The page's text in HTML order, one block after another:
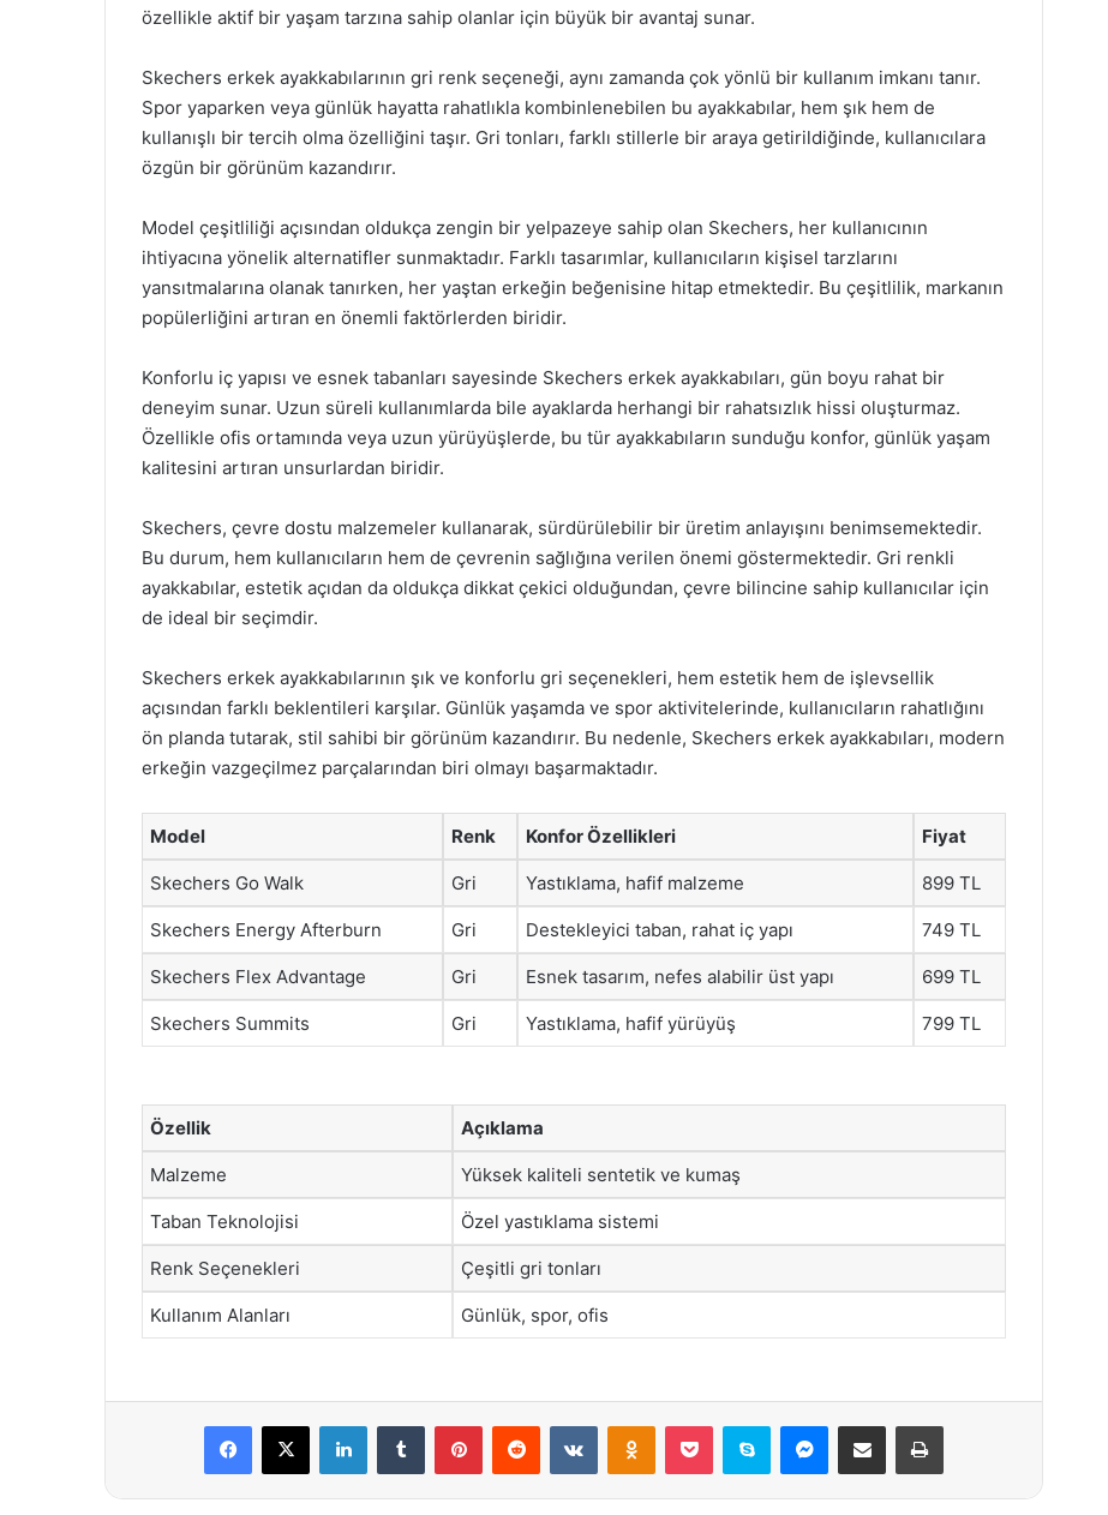
özellikle aktif bir yaşam tarzına sahip olanlar için büyük bir avantaj sunar.
Skechers erkek ayakkabılarının gri renk seçeneği, aynı zamanda çok yönlü bir kullanım imkanı tanır.
Spor yaparken veya günlük hayatta rahatlıkla kombinlenebilen bu ayakkabılar, hem şık hem de
kullanışlı bir tercih olma özelliğini taşır. Gri tonları, farklı stillerle bir araya getirildiğinde, kullanıcılara
özgün bir görünüm kazandırır.
Model çeşitliliği açısından oldukça zengin bir yelpazeye sahip olan Skechers, her kullanıcının
ihtiyacına yönelik alternatifler sunmaktadır. Farklı tasarımlar, kullanıcıların kişisel tarzlarını
yansıtmalarına olanak tanırken, her yaştan erkeğin beğenisine hitap etmektedir. Bu çeşitlilik, markanın
popülerliğini artıran en önemli faktörlerden biridir.
Konforlu iç yapısı ve esnek tabanları sayesinde Skechers erkek ayakkabıları, gün boyu rahat bir
deneyim sunar. Uzun süreli kullanımlarda bile ayaklarda herhangi bir rahatsızlık hissi oluşturmaz.
Özellikle ofis ortamında veya uzun yürüyüşlerde, bu tür ayakkabıların sunduğu konfor, günlük yaşam
kalitesini artıran unsurlardan biridir.
Skechers, çevre dostu malzemeler kullanarak, sürdürülebilir bir üretim anlayışını benimsemektedir.
Bu durum, hem kullanıcıların hem de çevrenin sağlığına verilen önemi göstermektedir. Gri renkli
ayakkabılar, estetik açıdan da oldukça dikkat çekici olduğundan, çevre bilincine sahip kullanıcılar için
de ideal bir seçimdir.
Skechers erkek ayakkabılarının şık ve konforlu gri seçenekleri, hem estetik hem de işlevsellik
açısından farklı beklentileri karşılar. Günlük yaşamda ve spor aktivitelerinde, kullanıcıların rahatlığını
ön planda tutarak, stil sahibi bir görünüm kazandırır. Bu nedenle, Skechers erkek ayakkabıları, modern
erkeğin vazgeçilmez parçalarından biri olmayı başarmaktadır.
Model Renk Konfor Özellikleri Fiyat
Skechers Go Walk Gri Yastıklama, hafif malzeme 899 TL
Skechers Energy Afterburn Gri Destekleyici taban, rahat iç yapı 749 TL
Skechers Flex Advantage Gri Esnek tasarım, nefes alabilir üst yapı 699 TL
Skechers Summits Gri Yastıklama, hafif yürüyüş 799 TL
Özellik Açıklama
Malzeme Yüksek kaliteli sentetik ve kumaş
Taban Teknolojisi Özel yastıklama sistemi
Renk Seçenekleri Çeşitli gri tonları
Kullanım Alanları Günlük, spor, ofis
Facebook
X LinkedInTumblr PinterestReddit VKontakteOdnoklassniki
Pocket Skype Messenger
E-Posta ile paylaş Yazdır